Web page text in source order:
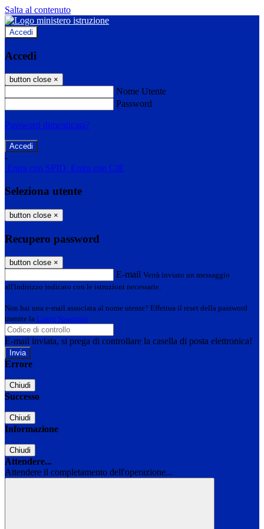
Salta al contenuto
Accedi
Accedi
button close ×
Nome Utente
Password
Password dimenticata?
-
Entra con SPID Entra con CIE
Seleziona utente
button close ×
Recupero password
button close ×
E-mail Verrà inviato un messaggio
all'indirizzo indicato con le istruzioni necessarie.
Non hai una e-mail associata al nome utente? Effettua il reset della password
tramite la Login Spaggiari
E-mail inviata, si prega di controllare la casella di posta elettronica!
Errore
Chiudi
Successo
Chiudi
Informazione
Chiudi
Attendere...
Attendere il completamento dell'operazione...